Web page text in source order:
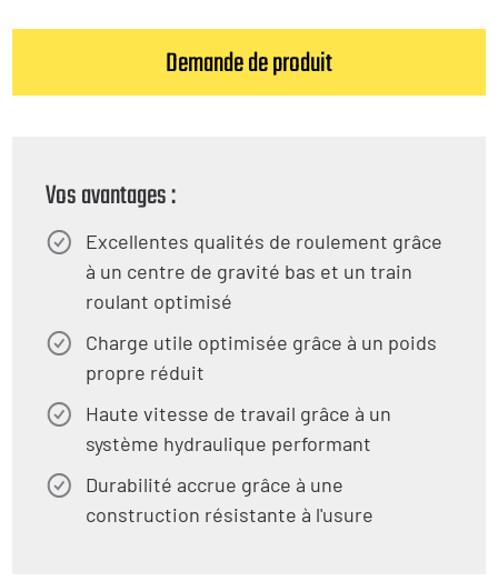
Demande de produit
Vos avantages :
Excellentes qualités de roulement grâce
à un centre de gravité bas et un train
roulant optimisé
Charge utile optimisée grâce à un poids
propre réduit
Haute vitesse de travail grâce à un
système hydraulique performant
Durabilité accrue grâce à une
construction résistante à l'usure